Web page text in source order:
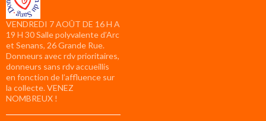
VENDREDI 7 AOÛT DE 16 H A
19 H 30 Salle polyvalente d’Arc
et Senans, 26 Grande Rue.
Donneurs avec rdv prioritaires,
donneurs sans rdv accueillis
en fonction de l’affluence sur
la collecte. VENEZ
NOMBREUX !